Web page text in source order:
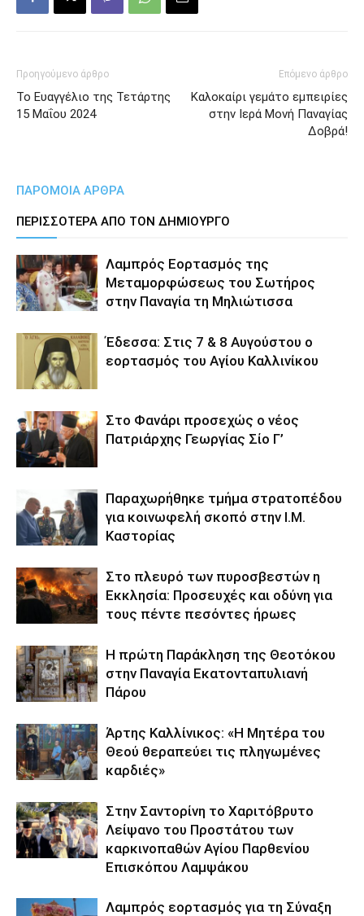
Προηγούμενο άρθρο
Το Ευαγγέλιο της Τετάρτης
15 Μαΐου 2024
Επόμενο άρθρο
Καλοκαίρι γεμάτο εμπειρίες
στην Ιερά Μονή Παναγίας
Δοβρά!
ΠΑΡΟΜΟΙΑ ΑΡΘΡΑ
ΠΕΡΙΣΣΟΤΕΡΑ ΑΠΟ ΤΟΝ ΔΗΜΙΟΥΡΓΟ
Λαμπρός Εορτασμός της
Μεταμορφώσεως του Σωτήρος
στην Παναγία τη Μηλιώτισσα
Έδεσσα: Στις 7 & 8 Αυγούστου ο
εορτασμός του Αγίου Καλλινίκου
Στο Φανάρι προσεχώς ο νέος
Πατριάρχης Γεωργίας Σίο Γ’
Παραχωρήθηκε τμήμα στρατοπέδου
για κοινωφελή σκοπό στην Ι.Μ.
Καστορίας
Στο πλευρό των πυροσβεστών η
Εκκλησία: Προσευχές και οδύνη για
τους πέντε πεσόντες ήρωες
Η πρώτη Παράκληση της Θεοτόκου
στην Παναγία Εκατονταπυλιανή
Πάρου
Άρτης Καλλίνικος: «Η Μητέρα του
Θεού θεραπεύει τις πληγωμένες
καρδιές»
Στην Σαντορίνη το Χαριτόβρυτο
Λείψανο του Προστάτου των
καρκινοπαθών Αγίου Παρθενίου
Επισκόπου Λαμψάκου
Λαμπρός εορτασμός για τη Σύναξη